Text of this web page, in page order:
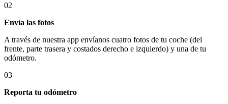
02
Envía las fotos
A través de nuestra app envíanos cuatro fotos de tu coche (del
frente, parte trasera y costados derecho e izquierdo) y una de tu
odómetro.
03
Reporta tu odómetro